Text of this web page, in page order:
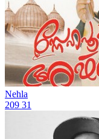
Nehla
209 31